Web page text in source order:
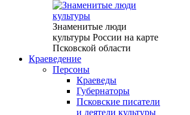
Знаменитые люди
культуры России на карте
Псковской области
Краеведение
Персоны
Краеведы
Губернаторы
Псковские писатели
и деятели культуры